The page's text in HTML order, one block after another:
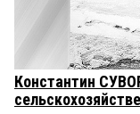
Константин